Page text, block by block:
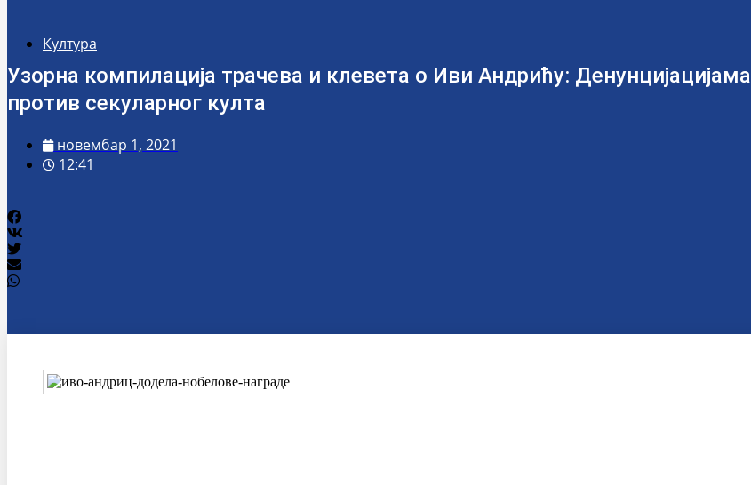
Култура
Узорна компилација трачева и клевета о Иви Андрићу: Денунцијацијама
против секуларног култа
новембар 1, 2021
12:41